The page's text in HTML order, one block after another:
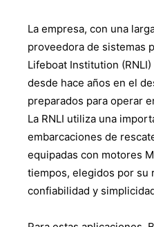
La empresa, con una
proveedora de sistemas
Lifeboat Institution
desde hace años en el
preparados para operar
La RNLI utiliza una
embarcaciones de
equipadas con motores
tiempos, elegidos por su
confiabilidad y